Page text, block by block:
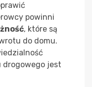
powinni
, które są
do domu.
jest